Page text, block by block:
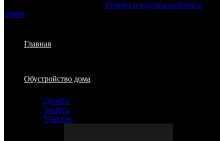
Ремонт и отделка квартир и
домов
Главная
Обустройство дома
Дизайн
Защита
Участок